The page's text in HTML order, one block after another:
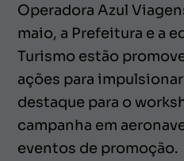
Operadora Azul
maio, a Prefeitura e a
Turismo estão
ações para
destaque para o
campanha em
eventos de promoção.